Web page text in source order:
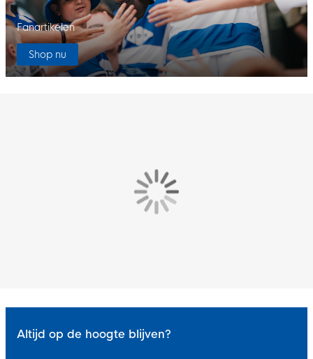
Fanartikelen
Shop nu
Altijd op de hoogte blijven?